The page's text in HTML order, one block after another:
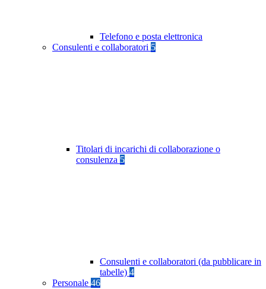
Telefono e posta elettronica
Consulenti e collaboratori 5
Titolari di incarichi di collaborazione o
consulenza 5
Consulenti e collaboratori (da pubblicare in
tabelle) 4
Personale 46